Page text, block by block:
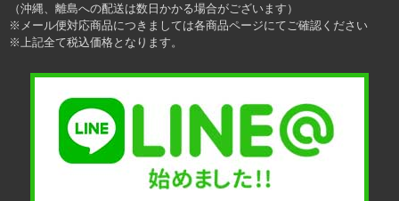
（沖縄、離島への配送は数日かかる場合がございます）
※メール便対応商品につきましては各商品ページにてご確認ください
※上記全て税込価格となります。